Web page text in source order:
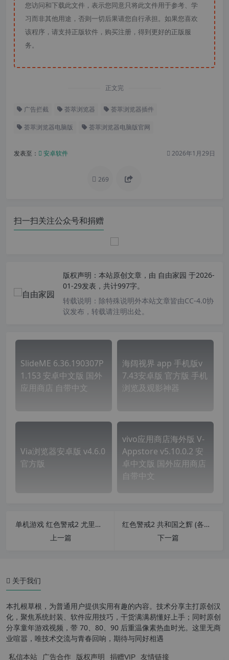
您访问和下载此文件，表示您同意只将此文件用于参考、学
习而非其他用途，否则一切后果请您自行承担。如果您喜欢
该程序，请支持正版软件，购买注册，得到更好的正版服
务。
正文完
广告拦截 荟萃浏览器 荟萃浏览器插件
荟萃浏览器电脑版 荟萃浏览器电脑版官网
发表至： 安卓软件 2026年1月29日
269
扫一扫关注公众号和捐赠
版权声明： 本站原创文章，由 自由家园 于2026-
01-29发表，共计997字。
转载说明： 除特殊说明外本站文章皆由CC-4.0协
议发布，转载请注明出处。
SlideME 6.36.190307P
1.153 安卓中文版 国外
应用商店 自带中文
海阔视界 app 手机版v
7.43安卓版 官方版 手机
浏览及观影神器
Via浏览器安卓版 v4.6.0
官方版
vivo应用商店海外版 V-
Appstore v5.10.0.2 安
卓中文版 国外应用商店
自带中文
单机游戏 红色警戒2 尤里的复仇 科技时代v3.2中文版
上一篇
红色警戒2 共和国之辉 (各国平衡版)
下一篇
小编测评
更新日志
关于我们
本扎根草根，为普通用户提供实用有趣的内容。技术分享主打原创汉
化，聚焦系统封装、软件应用技巧，干货满满易懂好上手；同时原创
分享童年游戏视频，带 70、80、90 后重温像素热血时光。这里无商
业喧嚣，唯技术交流与青春回响，期待与同好相遇
私信本站 广告合作 版权声明 捐赠VIP 友情链接